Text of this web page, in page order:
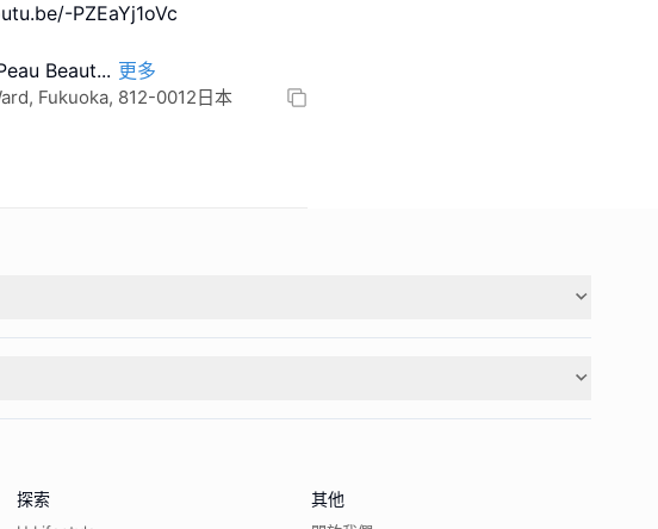
PZEaYj1oVc
Beaut... 更多
Fukuoka, 812-0012日本
探索 其他